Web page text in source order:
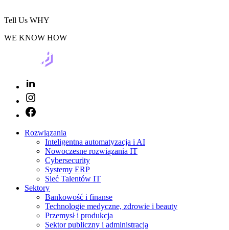
Tell Us WHY
WE KNOW HOW
Rozwiązania
Inteligentna automatyzacja i AI
Nowoczesne rozwiązania IT
Cybersecurity
Systemy ERP
Sieć Talentów IT
Sektory
Bankowość i finanse
Technologie medyczne, zdrowie i beauty
Przemysł i produkcja
Sektor publiczny i administracja